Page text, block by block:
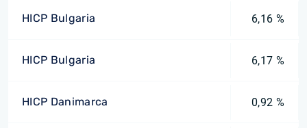
HICP Bulgaria 6,16 %
HICP Bulgaria 6,17 %
HICP Danimarca 0,92 %